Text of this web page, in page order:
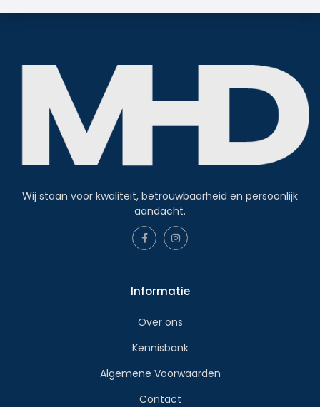
Wij staan voor kwaliteit, betrouwbaarheid en persoonlijk
aandacht.
Informatie
Over ons
Kennisbank
Algemene Voorwaarden
Contact